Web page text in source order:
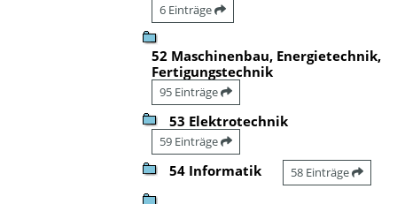
6 Einträge
52 Maschinenbau, Energietechnik,
Fertigungstechnik
95 Einträge
53 Elektrotechnik
59 Einträge
54 Informatik 58 Einträge